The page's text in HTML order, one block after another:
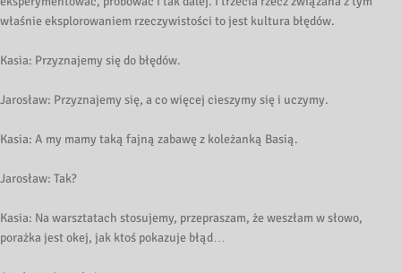
właśnie eksplorowaniem rzeczywistości to jest kultura błędów.
Kasia: Przyznajemy się do błędów.
Jarosław: Przyznajemy się, a co więcej cieszymy się i uczymy.
Kasia: A my mamy taką fajną zabawę z koleżanką Basią.
Jarosław: Tak?
Kasia: Na warsztatach stosujemy, przepraszam, że weszłam w słowo,
porażka jest okej, jak ktoś pokazuje błąd…